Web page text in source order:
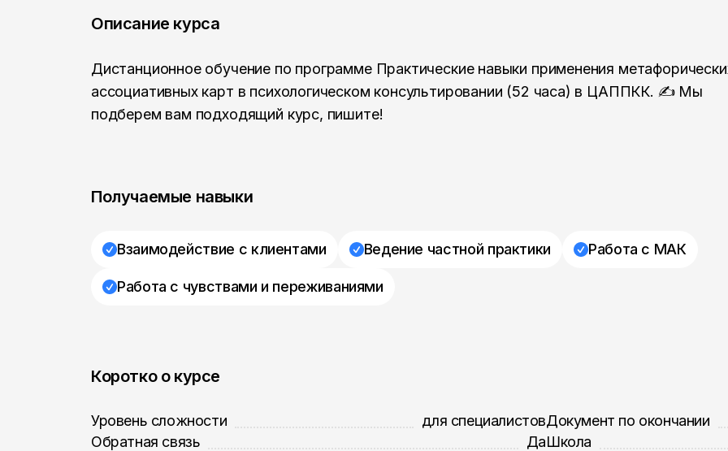
Описание курса
Дистанционное обучение по программе Практические навыки применения
ассоциативных карт в психологическом консультировании (52 часа) в ЦАППКК. ✍ Мы
подберем вам подходящий курс, пишите!
Получаемые навыки
Взаимодействие с клиентами Ведение частной практики Работа с МАК
Работа с чувствами и переживаниями
Коротко о курсе
Уровень сложности
для специалистов
Обратная связь
Да
Документ по окончании
Школа